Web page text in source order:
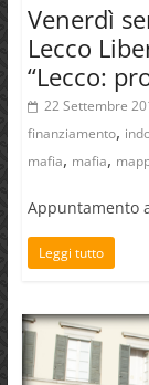
Venerdì
Lecco
“Lecco:
22 Settembre
finanziamento,
mafia, mafia,
Appuntamento
Leggi tutto